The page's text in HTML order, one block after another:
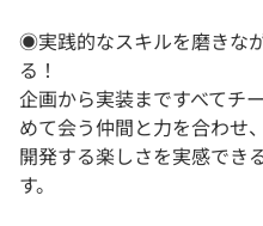
◉実践的なスキルを磨きな
る！
企画から実装まですべてチ
めて会う仲間と力を合わせ
開発する楽しさを実感でき
す。